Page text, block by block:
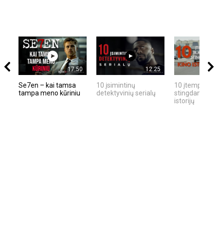
17:50
Se7en – kai tamsa
tampa meno kūriniu
12:25
10 įsimintinų
detektyvinių serialų
10 įtemptų,
stingdančių
istorijų